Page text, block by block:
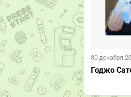
30 декабря
Годжо